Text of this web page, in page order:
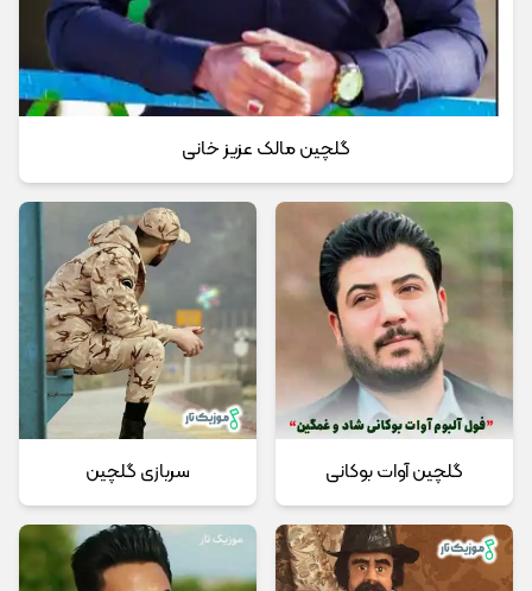
گلچین مالک عزیز خانی
گلچین آوات بوکانی سربازی گلچین